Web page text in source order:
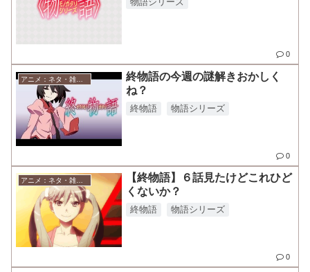
0
アニメ：ネタ・雑談・ニュース
終物語の今週の謎解きおかしく
ね？
終物語 物語シリーズ
0
アニメ：ネタ・雑談・ニュース
【終物語】６話見たけどこれひど
くないか？
終物語 物語シリーズ
0